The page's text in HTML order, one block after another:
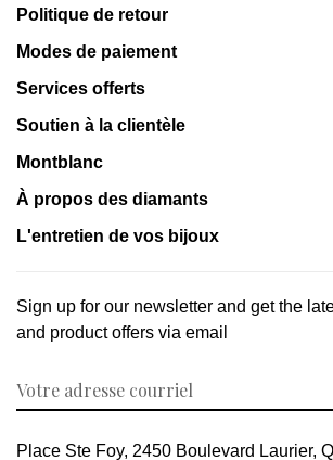
Politique de retour
Modes de paiement
Services offerts
Soutien à la clientèle
Montblanc
À propos des diamants
L'entretien de vos bijoux
Sign up for our newsletter and get the
and product offers via email
Place Ste Foy, 2450 Boulevard Laurier,